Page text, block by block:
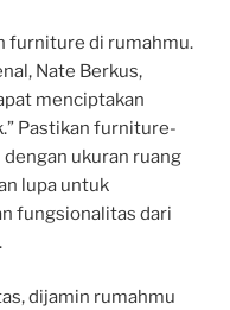
furniture di rumahmu.
Nate Berkus,
menciptakan
Pastikan furniture-
ukuran ruang
lupa untuk
fungsionalitas dari
dijamin rumahmu